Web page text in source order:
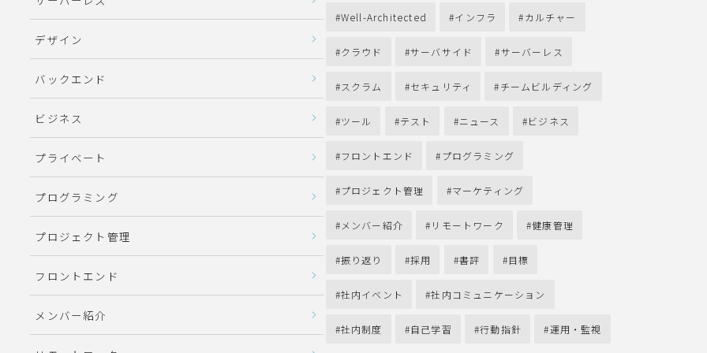
デザイン
バックエンド
ビジネス
プライベート
プログラミング
プロジェクト管理
フロントエンド
メンバー紹介
Well-Architected インフラ カルチャー
クラウド サーバサイド サーバーレス
スクラム セキュリティ チームビルディング
ツール テスト ニュース ビジネス
フロントエンド プログラミング
プロジェクト管理 マーケティング
メンバー紹介 リモートワーク 健康管理
振り返り 採用 書評 目標
社内イベント 社内コミュニケーション
社内制度 自己学習 行動指針 運用・監視